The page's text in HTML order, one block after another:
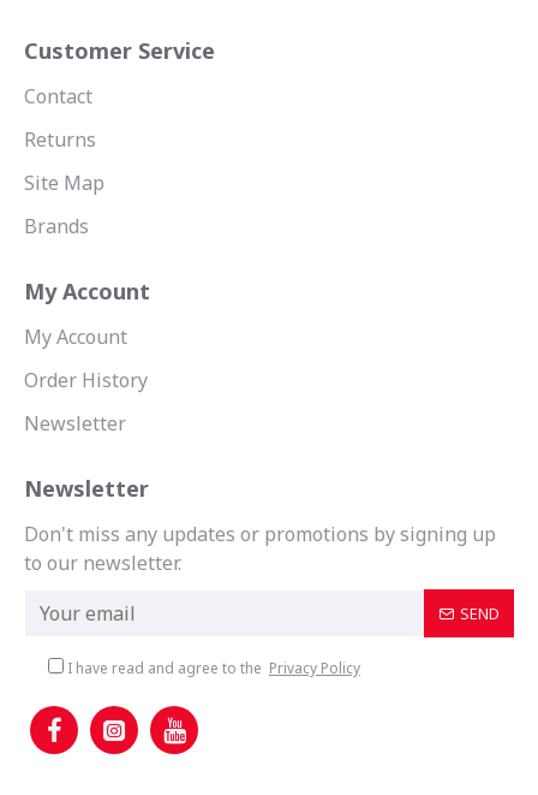
Customer Service
Contact
Returns
Site Map
Brands
My Account
My Account
Order History
Newsletter
Newsletter
Don't miss any updates or promotions by signing up
to our newsletter.
SEND
I have read and agree to the Privacy Policy